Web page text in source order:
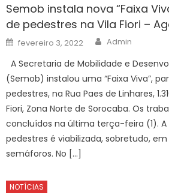
Semob instala nova “Faixa
de pedestres na Vila Fiori –
Posted
on
fevereiro 3, 2022 Author
Admin
A Secretaria de Mobilidade e
(Semob) instalou uma “Faixa Viva”,
pedestres, na Rua Paes de Linhares,
Fiori, Zona Norte de Sorocaba. Os
concluídos na última terça-feira (1). A
pedestres é viabilizada, sobretudo,
semáforos. No […]
NOTÍCIAS